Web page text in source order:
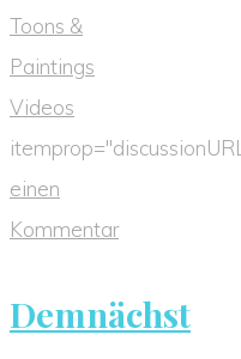
Toons &
Paintings
Videos
einen
Kommentar
Demnächst